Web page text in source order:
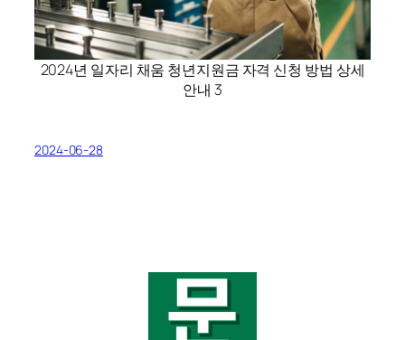
2024년 일자리 채움 청년지원금 자격 신청 방법 상세
안내 3
2024-06-28